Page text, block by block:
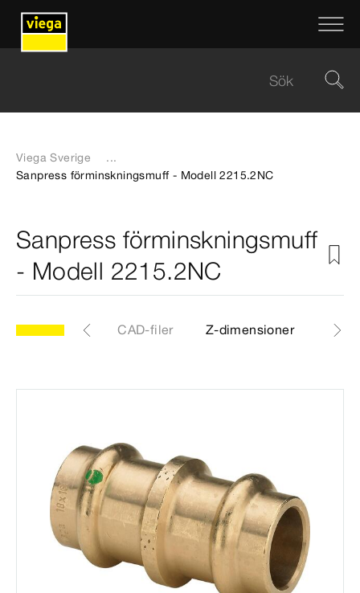
Viega Sverige
...
Sanpress förminskningsmuff - Modell 2215.2NC
Sanpress förminskningsmuff
- Modell 2215.2NC
Artiklar CAD-filer Z-dimensioner